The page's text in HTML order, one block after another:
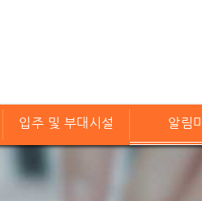
입주 및 부대시설 알림